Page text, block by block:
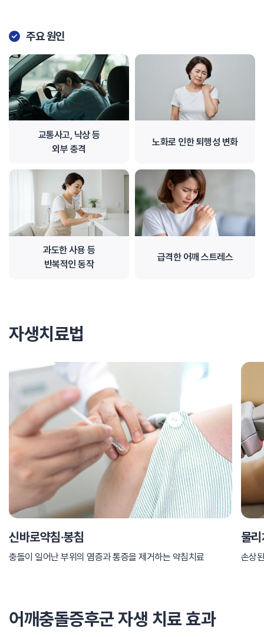
주요 원인
교통사고, 낙상 등
외부 충격
노화로 인한 퇴행성 변화
과도한 사용 등
반복적인 동작
급격한 어깨 스트레스
자생치료법
신바로약침·봉침
충돌이 일어난 부위의 염증과 통증을 제거하는 약침치료
물
손상
어깨충돌증후군 자생 치료 효과